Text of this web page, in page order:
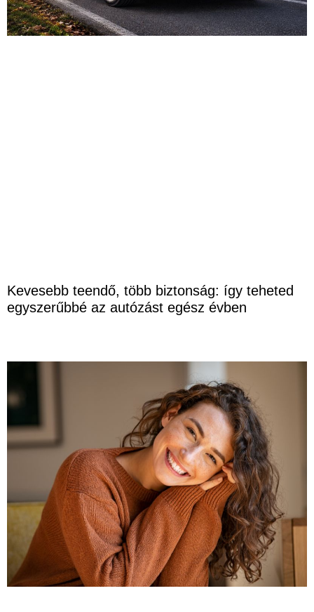
Kevesebb teendő, több biztonság: így teheted
egyszerűbbé az autózást egész évben